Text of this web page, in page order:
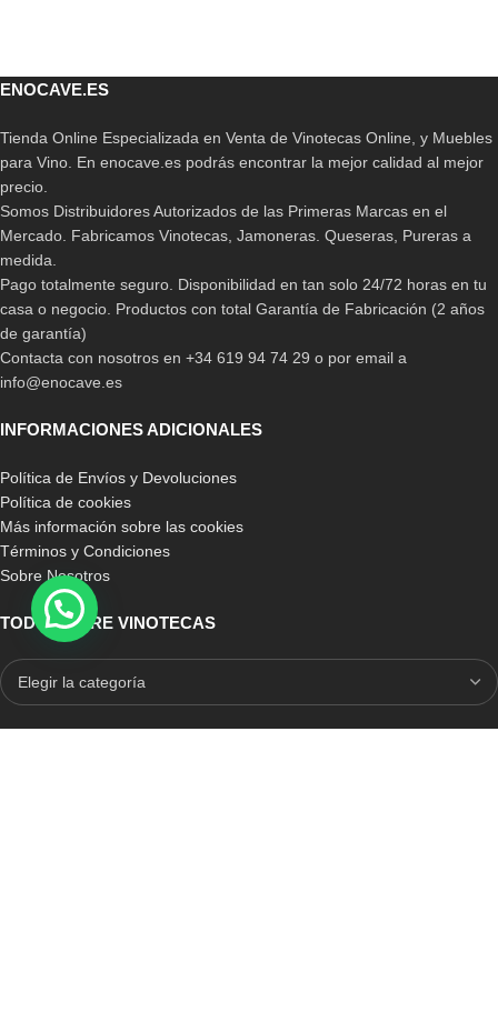
ENOCAVE.ES
Tienda Online Especializada en Venta de Vinotecas Online, y Muebles
para Vino. En enocave.es podrás encontrar la mejor calidad al mejor
precio.
Somos Distribuidores Autorizados de las Primeras Marcas en el
Mercado. Fabricamos Vinotecas, Jamoneras. Queseras, Pureras a
medida.
Pago totalmente seguro. Disponibilidad en tan solo 24/72 horas en tu
casa o negocio. Productos con total Garantía de Fabricación (2 años
de garantía)
Contacta con nosotros en +34 619 94 74 29 o por email a
info@enocave.es
INFORMACIONES ADICIONALES
Política de Envíos y Devoluciones
Política de cookies
Más información sobre las cookies
Términos y Condiciones
Sobre Nosotros
TODO SOBRE VINOTECAS